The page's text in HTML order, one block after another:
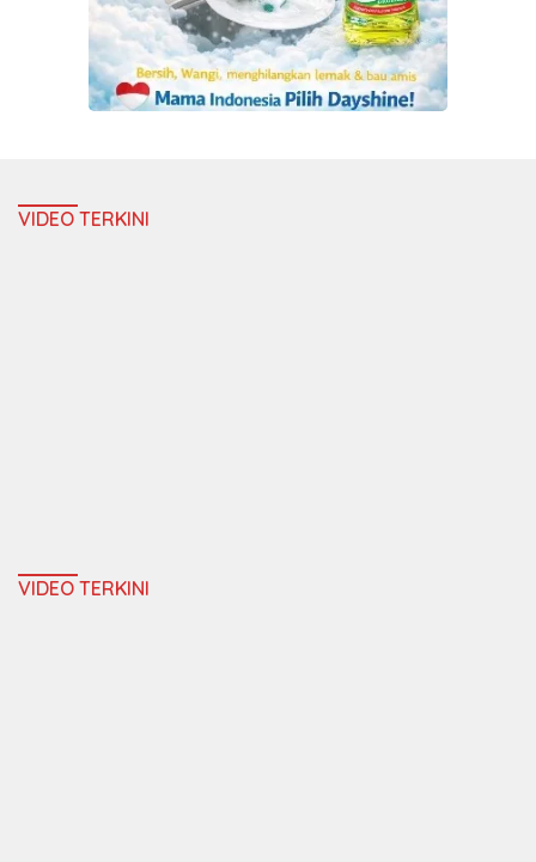
VIDEO TERKINI
VIDEO TERKINI